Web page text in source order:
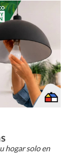
hogar solo en